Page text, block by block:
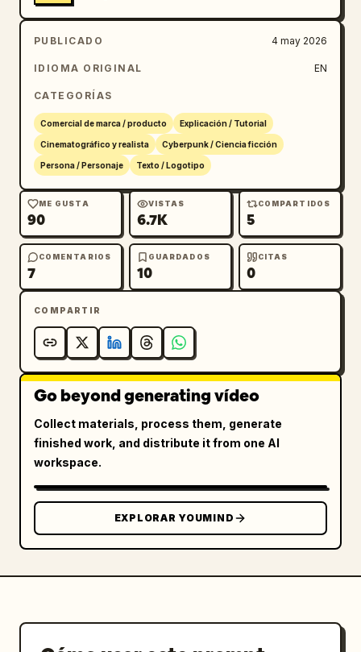
PUBLICADO 4 may 2026
IDIOMA ORIGINAL EN
CATEGORÍAS
Comercial de marca / producto Explicación / Tutorial
Cinematográfico y realista Cyberpunk / Ciencia ficción
Persona / Personaje Texto / Logotipo
ME GUSTA
90
VISTAS
6.7K
COMPARTIDOS
5
COMENTARIOS
7
GUARDADOS
10
CITAS
0
COMPARTIR
Go beyond generating vídeo
Collect materials, process them, generate
finished work, and distribute it from one AI
workspace.
EXPLORAR YOUMIND